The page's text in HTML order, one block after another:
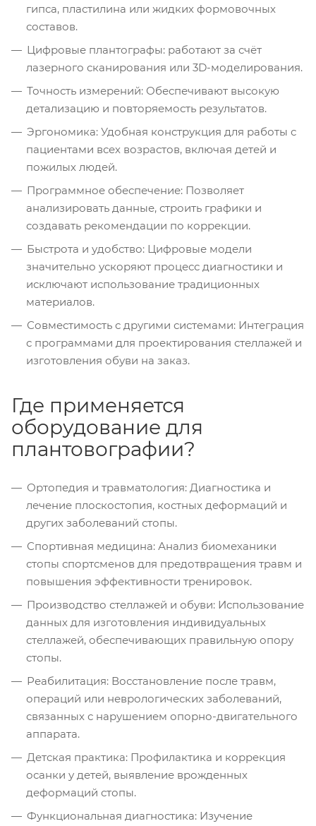
гипса, пластилина или жидких формовочных
составов.
Цифровые плантографы: работают за счёт
лазерного сканирования или 3D-моделирования.
Точность измерений: Обеспечивают высокую
детализацию и повторяемость результатов.
Эргономика: Удобная конструкция для работы с
пациентами всех возрастов, включая детей и
пожилых людей.
Программное обеспечение: Позволяет
анализировать данные, строить графики и
создавать рекомендации по коррекции.
Быстрота и удобство: Цифровые модели
значительно ускоряют процесс диагностики и
исключают использование традиционных
материалов.
Совместимость с другими системами: Интеграция
с программами для проектирования стеллажей и
изготовления обуви на заказ.
Где применяется
оборудование для
плантовографии?
Ортопедия и травматология: Диагностика и
лечение плоскостопия, костных деформаций и
других заболеваний стопы.
Спортивная медицина: Анализ биомеханики
стопы спортсменов для предотвращения травм и
повышения эффективности тренировок.
Производство стеллажей и обуви: Использование
данных для изготовления индивидуальных
стеллажей, обеспечивающих правильную опору
стопы.
Реабилитация: Восстановление после травм,
операций или неврологических заболеваний,
связанных с нарушением опорно-двигательного
аппарата.
Детская практика: Профилактика и коррекция
осанки у детей, выявление врожденных
деформаций стопы.
Функциональная диагностика: Изучение